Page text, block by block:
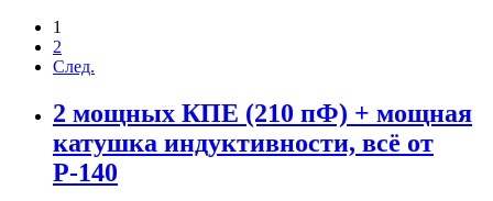
1
2
След.
2 мощных КПЕ (210 пФ) + мощная
катушка индуктивности, всё от
Р-140